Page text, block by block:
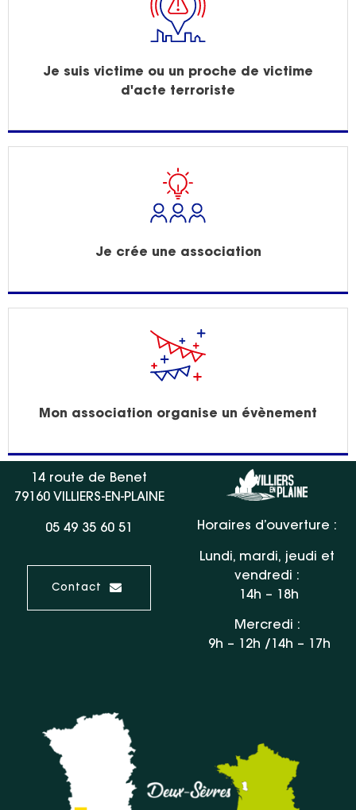
Je suis victime ou un proche de victime
d'acte terroriste
Je crée une association
Mon association organise un évènement
14 route de Benet
79160 VILLIERS-EN-PLAINE
05 49 35 60 51
Contact
Horaires d’ouverture :
Lundi, mardi, jeudi et
vendredi :
14h – 18h
Mercredi :
9h – 12h /14h – 17h